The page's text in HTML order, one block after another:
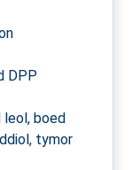
DPP
leol, boed
tymor